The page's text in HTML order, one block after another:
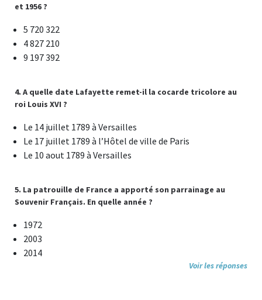
et 1956 ?
5 720 322
4 827 210
9 197 392
4. A quelle date Lafayette remet-il la cocarde tricolore au
roi Louis XVI ?
Le 14 juillet 1789 à Versailles
Le 17 juillet 1789 à l’Hôtel de ville de Paris
Le 10 aout 1789 à Versailles
5. La patrouille de France a apporté son parrainage au
Souvenir Français. En quelle année ?
1972
2003
2014
Voir les réponses